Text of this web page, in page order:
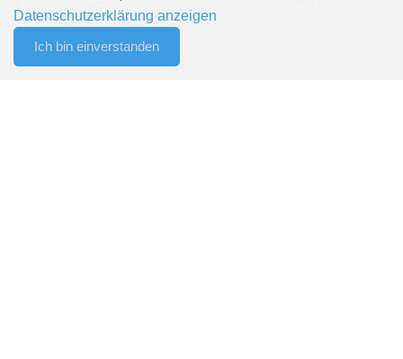
Merkliste
Chefiholzstrasse 15
8637 Laupen
Datenschutzerklärung anzeigen
Ich bin einverstanden